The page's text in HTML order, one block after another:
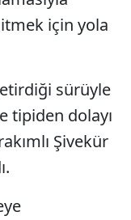
için yola
sürüyle
tipiden dolayı
Şivekür